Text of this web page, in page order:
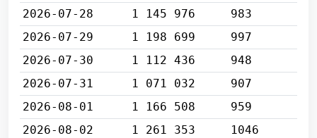
2026-07-28
1 145 976
983
2026-07-29
1 198 699
997
2026-07-30
1 112 436
948
2026-07-31
1 071 032
907
2026-08-01
1 166 508
959
2026-08-02
1 261 353
1046